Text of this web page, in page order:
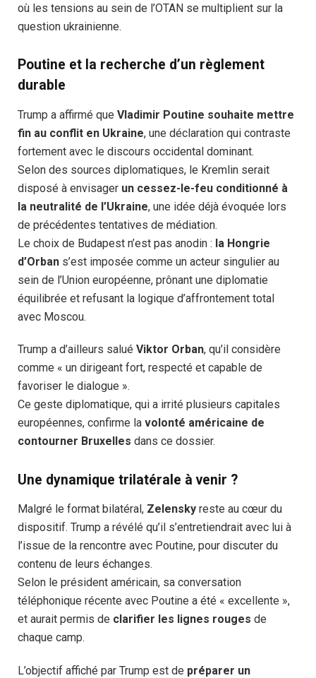
où les tensions au sein de l’OTAN se multiplient sur la
question ukrainienne.
Poutine et la recherche d’un règlement
durable
Trump a affirmé que Vladimir Poutine souhaite mettre
fin au conflit en Ukraine, une déclaration qui contraste
fortement avec le discours occidental dominant.
Selon des sources diplomatiques, le Kremlin serait
disposé à envisager un cessez-le-feu conditionné à
la neutralité de l’Ukraine, une idée déjà évoquée lors
de précédentes tentatives de médiation.
Le choix de Budapest n’est pas anodin : la Hongrie
d’Orban s’est imposée comme un acteur singulier au
sein de l’Union européenne, prônant une diplomatie
équilibrée et refusant la logique d’affrontement total
avec Moscou.
Trump a d’ailleurs salué Viktor Orban, qu’il considère
comme « un dirigeant fort, respecté et capable de
favoriser le dialogue ».
Ce geste diplomatique, qui a irrité plusieurs capitales
européennes, confirme la volonté américaine de
contourner Bruxelles dans ce dossier.
Une dynamique trilatérale à venir ?
Malgré le format bilatéral, Zelensky reste au cœur du
dispositif. Trump a révélé qu’il s’entretiendrait avec lui à
l’issue de la rencontre avec Poutine, pour discuter du
contenu de leurs échanges.
Selon le président américain, sa conversation
téléphonique récente avec Poutine a été « excellente »,
et aurait permis de clarifier les lignes rouges de
chaque camp.
L’objectif affiché par Trump est de préparer un